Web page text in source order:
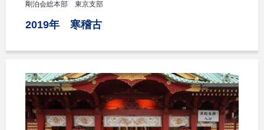
剛泊会総本部 東京支部
2019年 寒稽古